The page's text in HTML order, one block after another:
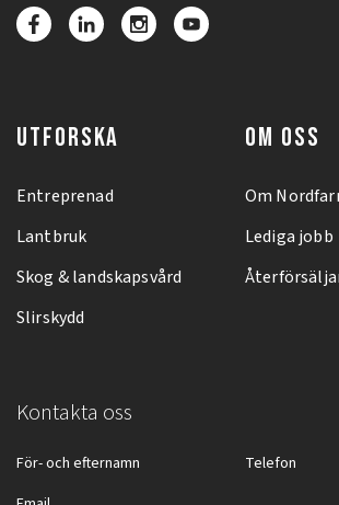
UTFORSKA
Entreprenad
Lantbruk
Skog & landskapsvård
Slirskydd
OM OSS
Om
Lediga jobb
Kontakta oss